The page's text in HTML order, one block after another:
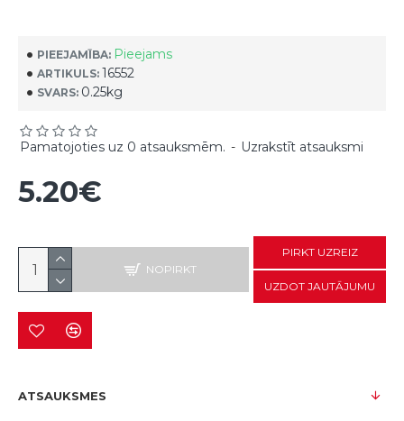
PIEEJAMĪBA: Pieejams
ARTIKULS: 16552
SVARS: 0.25kg
Pamatojoties uz 0 atsauksmēm. - Uzrakstīt atsauksmi
5.20€
NOPIRKT
PIRKT UZREIZ
UZDOT JAUTĀJUMU
ATSAUKSMES